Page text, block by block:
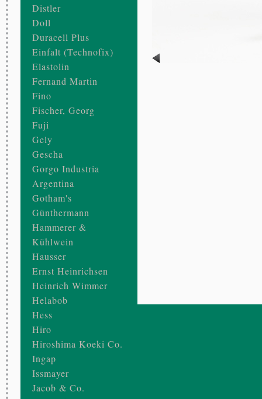
Distler
Doll
Duracell Plus
Einfalt (Technofix)
Elastolin
Fernand Martin
Fino
Fischer, Georg
Fuji
Gely
Gescha
Gorgo Industria
Argentina
Gotham's
Günthermann
Hammerer &
Kühlwein
Hausser
Ernst Heinrichsen
Heinrich Wimmer
Helabob
Hess
Hiro
Hiroshima Koeki Co.
Ingap
Issmayer
Jacob & Co.
N° 681
1950
plastique, textile
d’horlogerie
sur le sol en poussant sur les bâtons
6 x 15 cm